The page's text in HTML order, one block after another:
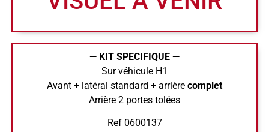
— KIT SPECIFIQUE —
Sur véhicule H1
Avant + latéral standard + arrière complet
Arrière 2 portes tolées
Ref 0600137